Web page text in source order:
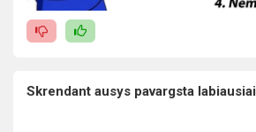
Skrendant ausys pavargsta labiausiai